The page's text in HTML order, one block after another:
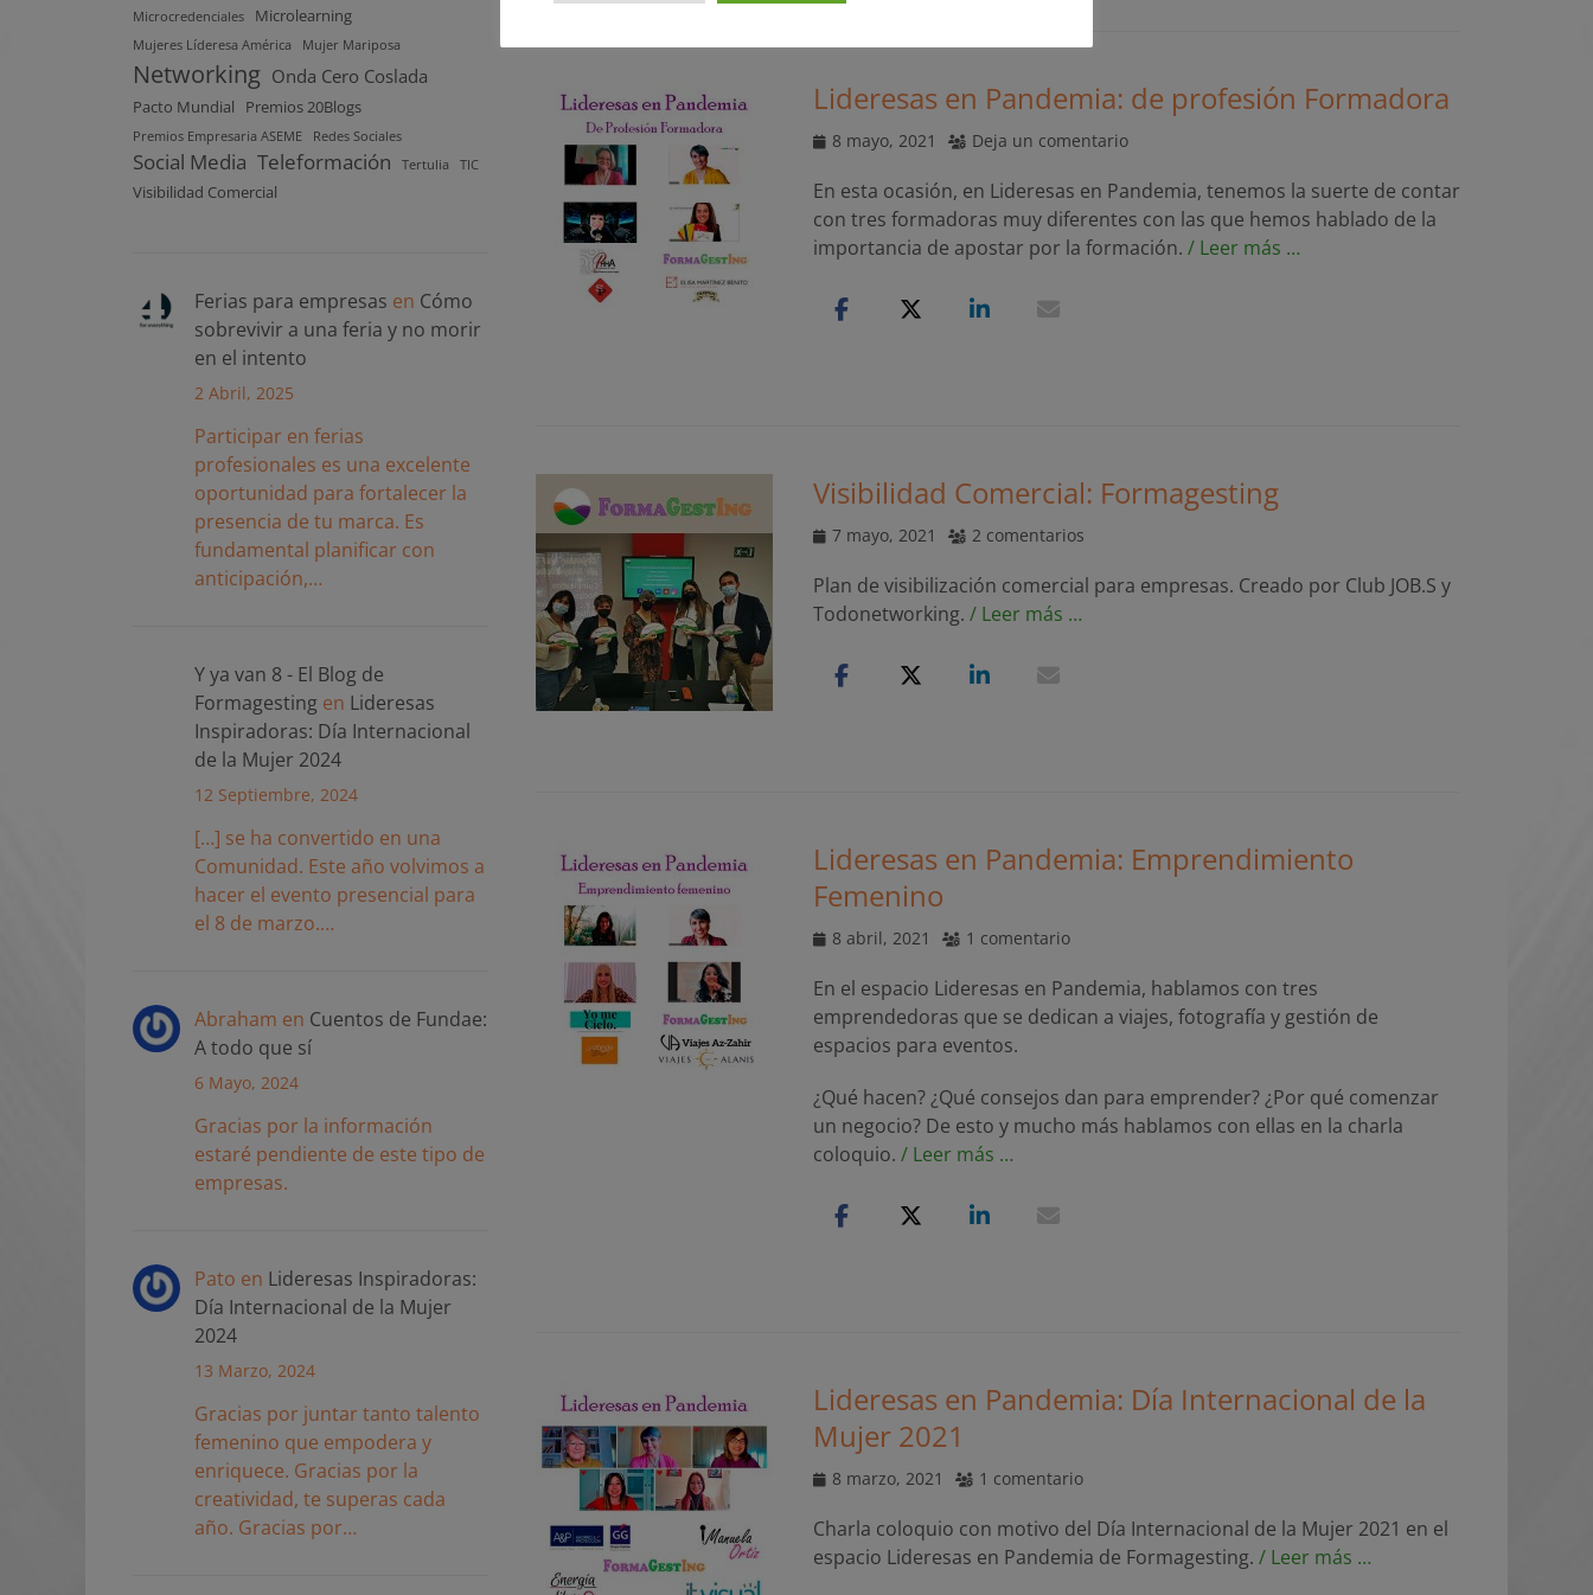
Lideresas en Pandemia: de profesión Formadora
Publicado
8 mayo, 2021 Deja un comentario
En esta ocasión, en Lideresas en Pandemia, tenemos la suerte de contar
con tres formadoras muy diferentes con las que hemos hablado de la
importancia de apostar por la formación. / Leer más …
Visibilidad Comercial: Formagesting
Publicado
7 mayo, 2021 2 comentarios
Plan de visibilización comercial para empresas. Creado por Club JOB.S y
Todonetworking. / Leer más …
Lideresas en Pandemia: Emprendimiento
Femenino
Publicado
8 abril, 2021 1 comentario
En el espacio Lideresas en Pandemia, hablamos con tres
emprendedoras que se dedican a viajes, fotografía y gestión de
espacios para eventos.
¿Qué hacen? ¿Qué consejos dan para emprender? ¿Por qué comenzar
un negocio? De esto y mucho más hablamos con ellas en la charla
coloquio. / Leer más …
Lideresas en Pandemia: Día Internacional de la
Mujer 2021
Publicado
8 marzo, 2021 1 comentario
Charla coloquio con motivo del Día Internacional de la Mujer 2021 en el
espacio Lideresas en Pandemia de Formagesting. / Leer más …
Microcredenciales Microlearning
Mujeres Líderesa América Mujer Mariposa
Networking Onda Cero Coslada
Pacto Mundial Premios 20Blogs
Premios Empresaria ASEME Redes Sociales
Social Media Teleformación Tertulia TIC
Visibilidad Comercial
Ferias para empresas en Cómo
sobrevivir a una feria y no morir
en el intento
2 Abril, 2025
Participar en ferias
profesionales es una excelente
oportunidad para fortalecer la
presencia de tu marca. Es
fundamental planificar con
anticipación,…
Y ya van 8 - El Blog de
Formagesting en Lideresas
Inspiradoras: Día Internacional
de la Mujer 2024
12 Septiembre, 2024
[…] se ha convertido en una
Comunidad. Este año volvimos a
hacer el evento presencial para
el 8 de marzo.…
Abraham en Cuentos de Fundae:
A todo que sí
6 Mayo, 2024
Gracias por la información
estaré pendiente de este tipo de
empresas.
Pato en Lideresas Inspiradoras:
Día Internacional de la Mujer
2024
13 Marzo, 2024
Gracias por juntar tanto talento
femenino que empodera y
enriquece. Gracias por la
creatividad, te superas cada
año. Gracias por…